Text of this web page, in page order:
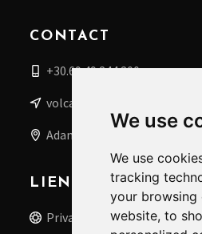
We use
We use
tracking
your browsing
website, to
CONTACT
+30.69 49 244 200
volcanoboat@gmail.com
Adamas, Milos, Grèce
LIENS UTILES
Privacy Policy